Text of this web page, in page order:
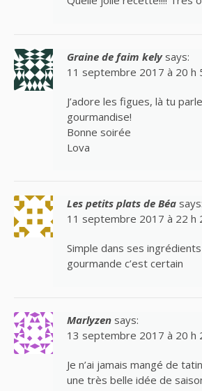
Graine de faim kely says:
11 septembre 2017 à 20 h
J’adore les figues, là tu
gourmandise!
Bonne soirée
Lova
Les petits plats de Béa says:
11 septembre 2017 à 22 h
Simple dans ses
gourmande c’est certain
Marlyzen says:
13 septembre 2017 à 20 h
Je n’ai jamais mangé de
une très belle idée de